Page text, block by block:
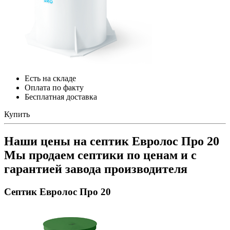
Есть на складе
Оплата по факту
Бесплатная доставка
Купить
Наши цены на cептик Евролос Про 20
Мы продаем септики по ценам и с
гарантией завода производителя
Септик Евролос Про 20